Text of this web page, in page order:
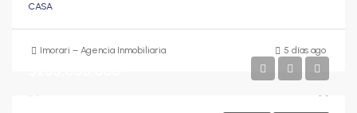
CASA
Imorari – Agencia Inmobiliaria 5 días ago